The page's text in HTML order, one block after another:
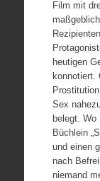
Film mit
heutigen
konnotiert.
Sex
belegt. Wo
Büchlein
und einen
nach
niemand